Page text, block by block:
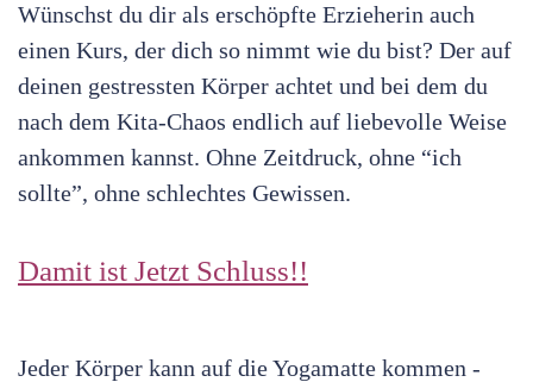
Wünschst du dir als erschöpfte Erzieherin auch
einen Kurs, der dich so nimmt wie du bist? Der auf
deinen gestressten Körper achtet und bei dem du
nach dem Kita-Chaos endlich auf liebevolle Weise
ankommen kannst. Ohne Zeitdruck, ohne “ich
sollte”, ohne schlechtes Gewissen.
Damit ist Jetzt Schluss!!
Jeder Körper kann auf die Yogamatte kommen -